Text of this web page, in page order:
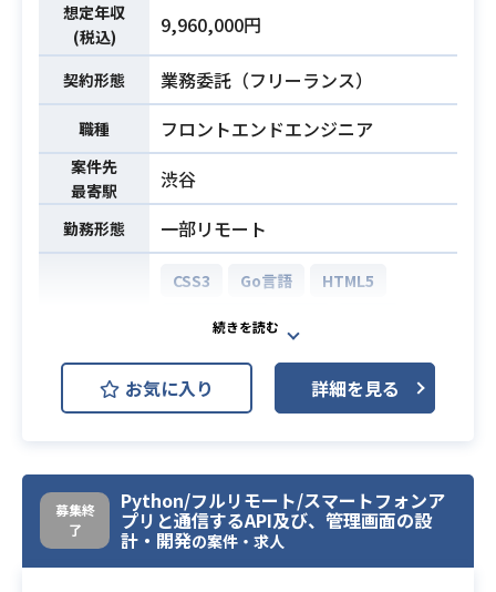
業務内容
その内の1システムの基本設計から携
わって頂きます。
【対象システム】
・レセプトデータを扱う基幹システ
ム
【移行計画】
・サーバー：IBM Netezza → AWS
RedShift
・DB：oracle → AWS oracle
・アプリ：既存を移行※移行に伴い
サーバーサイドの改修をします。
【スケジュール】
・4～5月：要件定義
・6月：基本設計
・24年2月～：並行稼働
・24年4月末：カットオーバー
・AWSの経験3年以上(下記のいずれ
想定年収
(税込)
9,960,000円
契約形態 業務委託（フリーランス）
職種 フロントエンドエンジニア
案件先
最寄駅
渋谷
勤務形態 一部リモート
開発環境
CSS3 Go言語
HTML5
JavaScript
CodeIgniter
Laravel
Ruby on Rails
Vue.js
AWS RDS (Amazon RDS)
CircleCI
Docker
GitHub
JIRA
お気に入り 詳細を見る
募集終
了
Python/フルリモート/スマートフォンア
プリと通信するAPI及び、管理画面の設
計・開発の案件・求人